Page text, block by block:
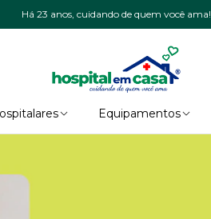
Há 23 anos, cuidando de quem você ama!
Equipamentos